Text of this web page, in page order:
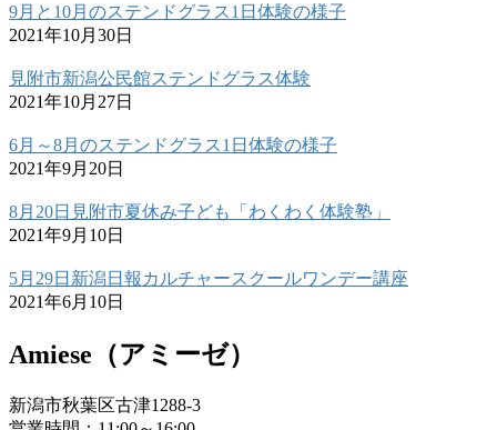
9月と10月のステンドグラス1日体験の様子
2021年10月30日
見附市新潟公民館ステンドグラス体験
2021年10月27日
6月～8月のステンドグラス1日体験の様子
2021年9月20日
8月20日見附市夏休み子ども「わくわく体験塾」
2021年9月10日
5月29日新潟日報カルチャースクールワンデー講座
2021年6月10日
Amiese（アミーゼ）
新潟市秋葉区古津1288-3